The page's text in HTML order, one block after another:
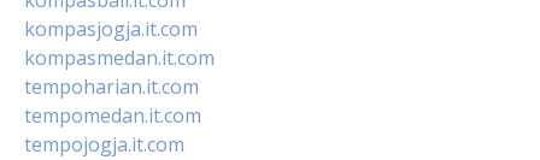
kompasjogja.it.com
kompasmedan.it.com
tempoharian.it.com
tempomedan.it.com
tempojogja.it.com